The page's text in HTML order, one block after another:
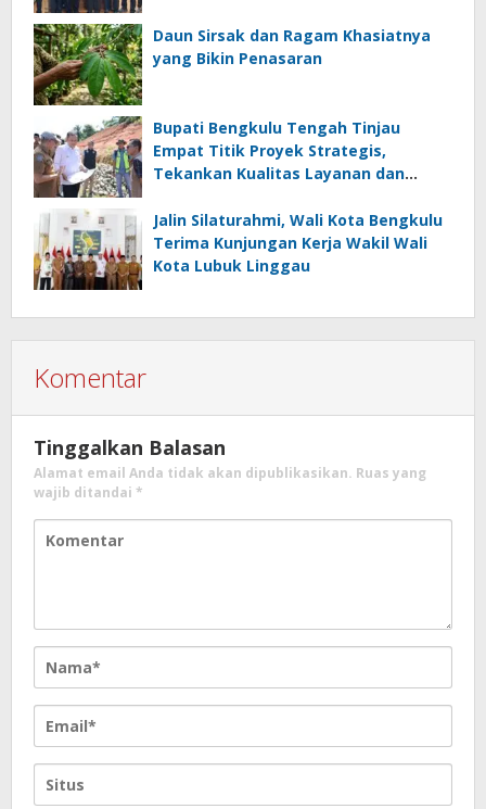
Daun Sirsak dan Ragam Khasiatnya
yang Bikin Penasaran
Bupati Bengkulu Tengah Tinjau
Empat Titik Proyek Strategis,
Tekankan Kualitas Layanan dan
Jalin Silaturahmi, Wali Kota Bengkulu
Terima Kunjungan Kerja Wakil Wali
Kota Lubuk Linggau
Komentar
Tinggalkan Balasan
Alamat email Anda tidak akan dipublikasikan. Ruas yang
wajib ditandai *